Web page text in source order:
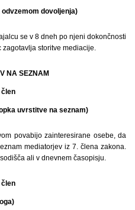
dovoljenja)
se v 8 dneh po njeni dokončnosti
storitve mediacije.
NA SEZNAM
člen
uvrstitve na seznam)
povabijo zainteresirane osebe, da
mediatorjev iz 7. člena zakona.
ali v dnevnem časopisju.
člen